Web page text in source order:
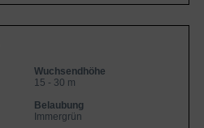
Wuchsendhöhe
15 - 30 m
Belaubung
Immergrün